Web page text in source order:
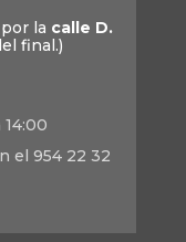
la calle D.
final.)
el 954 22 32